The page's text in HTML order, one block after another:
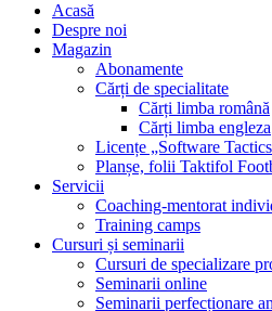
Acasă
Despre noi
Magazin
Abonamente
Cărți de specialitate
Cărți limba română
Cărți limba engleza
Licențe „Software
Planșe, folii Taktifol
Servicii
Coaching-mentorat
Training camps
Cursuri și seminarii
Cursuri de specializare
Seminarii online
Seminarii perfecționare